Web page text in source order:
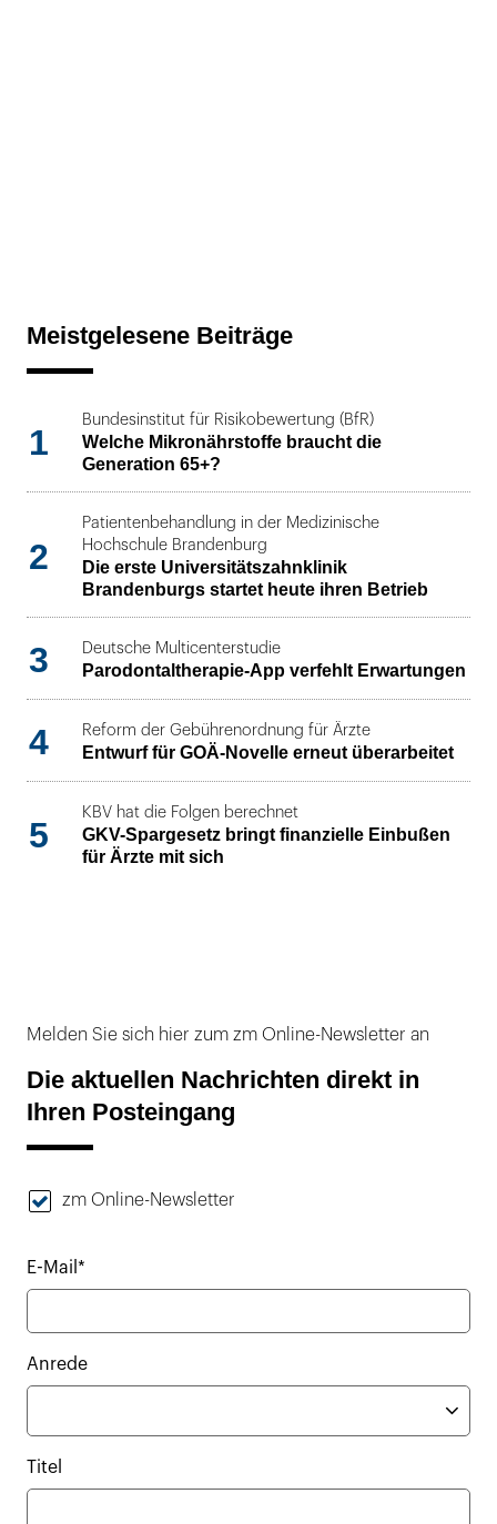
Meistgelesene Beiträge
1
Bundesinstitut für Risikobewertung (BfR)
Welche Mikronährstoffe braucht die
Generation 65+?
2
Patientenbehandlung in der Medizinische
Hochschule Brandenburg
Die erste Universitätszahnklinik
Brandenburgs startet heute ihren Betrieb
3 Deutsche Multicenterstudie
Parodontaltherapie-App verfehlt Erwartungen
4 Reform der Gebührenordnung für Ärzte
Entwurf für GOÄ-Novelle erneut überarbeitet
5
KBV hat die Folgen berechnet
GKV-Spargesetz bringt finanzielle Einbußen
für Ärzte mit sich
Melden Sie sich hier zum zm Online-Newsletter an
Die aktuellen Nachrichten direkt in
Ihren Posteingang
zm Online-Newsletter
E-Mail*
Anrede
Titel